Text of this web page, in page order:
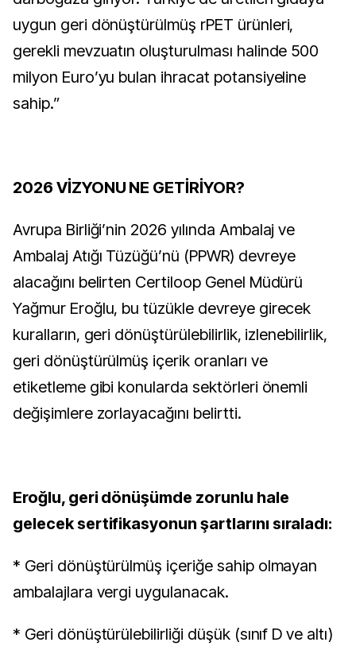
uygun geri dönüştürülmüş rPET ürünleri,
gerekli mevzuatın oluşturulması halinde 500
milyon Euro’yu bulan ihracat potansiyeline
sahip.”
2026 VİZYONU NE GETİRİYOR?
Avrupa Birliği’nin 2026 yılında Ambalaj ve
Ambalaj Atığı Tüzüğü’nü (PPWR) devreye
alacağını belirten Certiloop Genel Müdürü
Yağmur Eroğlu, bu tüzükle devreye girecek
kuralların, geri dönüştürülebilirlik, izlenebilirlik,
geri dönüştürülmüş içerik oranları ve
etiketleme gibi konularda sektörleri önemli
değişimlere zorlayacağını belirtti.
Eroğlu, geri dönüşümde zorunlu hale
gelecek sertifikasyonun şartlarını sıraladı:
* Geri dönüştürülmüş içeriğe sahip olmayan
ambalajlara vergi uygulanacak.
* Geri dönüştürülebilirliği düşük (sınıf D ve altı)